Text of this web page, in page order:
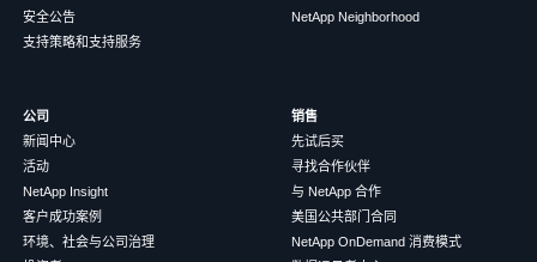
安全公告
支持策略和支持服务
NetApp Neighborhood
公司
新闻中心
活动
NetApp Insight
客户成功案例
环境、社会与公司治理
销售
先试后买
寻找合作伙伴
与 NetApp 合作
美国公共部门合同
NetApp OnDemand 消费模式